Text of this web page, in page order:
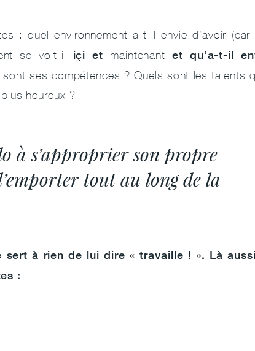
: quel environnement a-t-il envie d’avoir (car
se voit-il içi et maintenantet qu’a-t-il
sont ses compétences ? Quels sont les talents
heureux ?
à s’approprier son propre
tout au long de la
à rien de lui dire « travaille ! ». Là
: